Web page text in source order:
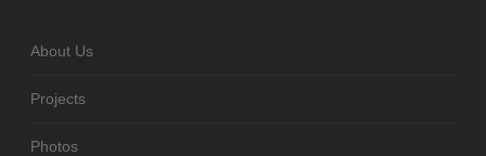
About Us
Projects
Photos